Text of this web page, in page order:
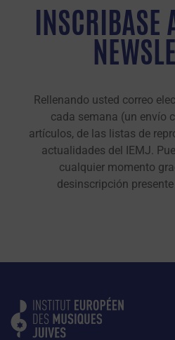
INSCRIBASE
Rellenando usted correo
cada semana (un envío
artículos, de las listas de
actualidades del IEMJ.
cualquier momento
desinscripción